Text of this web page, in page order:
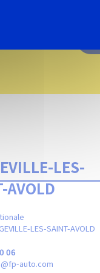
LES-
AVOLD
LES-SAINT-AVOLD
06
auto.com